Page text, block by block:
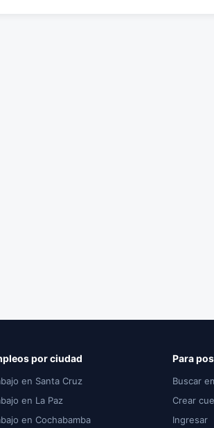
por ciudad
en Santa Cruz
en La Paz
en Cochabamba
Para
Buscar
Crear
Ingresar